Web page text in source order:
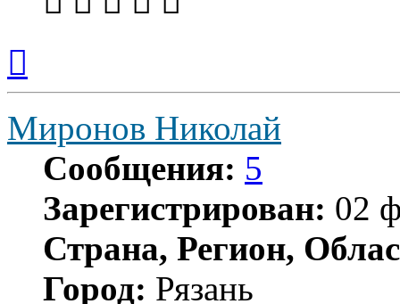
началу
Миронов Николай
Сообщения: 5
Зарегистрирован: 02
Страна, Регион,
Город: Рязань